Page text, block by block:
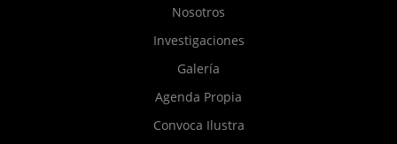
Nosotros
Investigaciones
Galería
Agenda Propia
Convoca Ilustra